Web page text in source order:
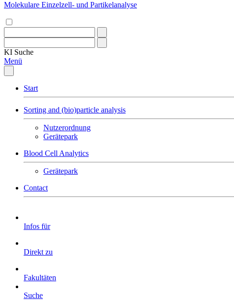
Molekulare Einzelzell- und Partikelanalyse
KI Suche
Menü
Start
Sorting and (bio)particle analysis
Nutzerordnung
Gerätepark
Blood Cell Analytics
Gerätepark
Contact
Infos für
Direkt zu
Fakultäten
Suche